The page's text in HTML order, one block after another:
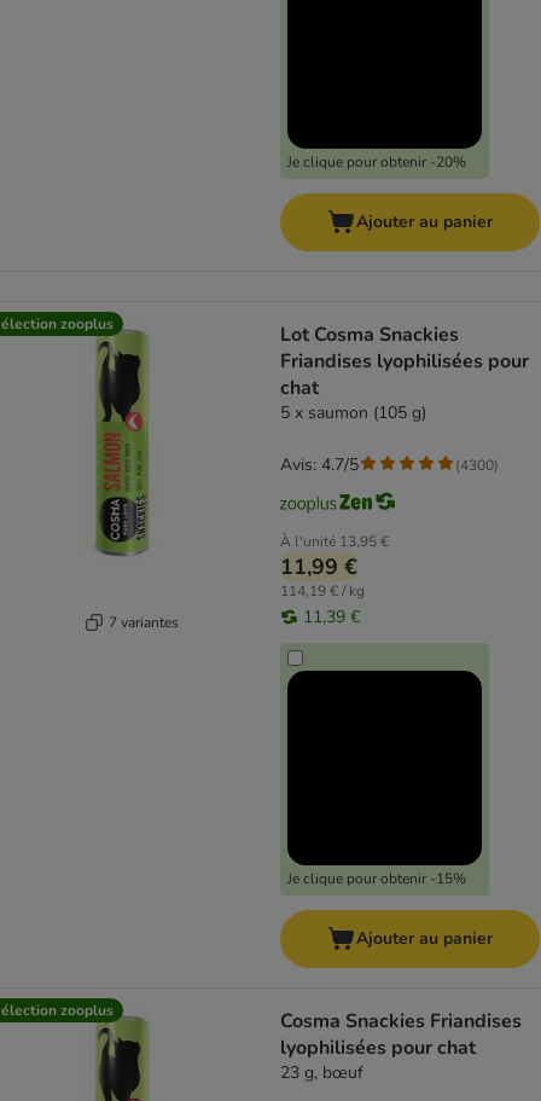
Je clique pour obtenir -20%
Ajouter au panier
zooplus
7 variantes
Lot Cosma Snackies
Friandises lyophilisées pour
chat
5 x saumon (105 g)
À l'unité 13,95 €
11,99 €
114,19 € / kg
11,39 €
Je clique pour obtenir -15%
Avis: 4.7/5 (4300)
Ajouter au panier
zooplus
Cosma Snackies Friandises
lyophilisées pour chat
23 g, bœuf